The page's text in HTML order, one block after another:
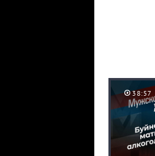
38:57